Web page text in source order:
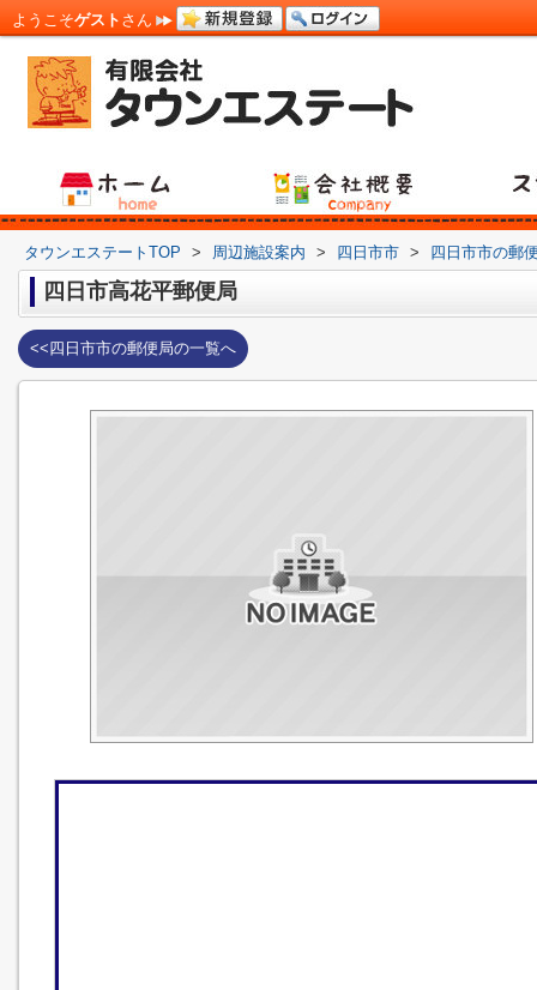
ようこそゲスト さん
タウンエステートTOP > 周辺施設案内 > 四日市市 > 四日市市の郵
四日市高花平郵便局
<<四日市市の郵便局の一覧へ